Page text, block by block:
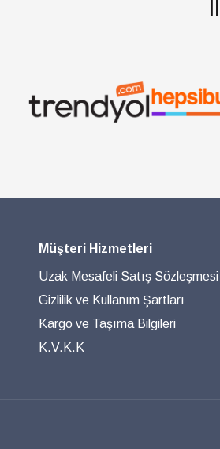
Müşteri Hizmetleri
Uzak Mesafeli Satış Sözleşmesi
Gizlilik ve Kullanım Şartları
Kargo ve Taşıma Bilgileri
K.V.K.K